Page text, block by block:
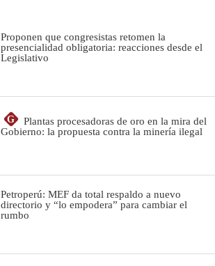
Proponen que congresistas retomen la
presencialidad obligatoria: reacciones desde el
Legislativo
G
Plantas procesadoras de oro en la mira del
Gobierno: la propuesta contra la minería ilegal
Petroperú: MEF da total respaldo a nuevo
directorio y “lo empodera” para cambiar el
rumbo